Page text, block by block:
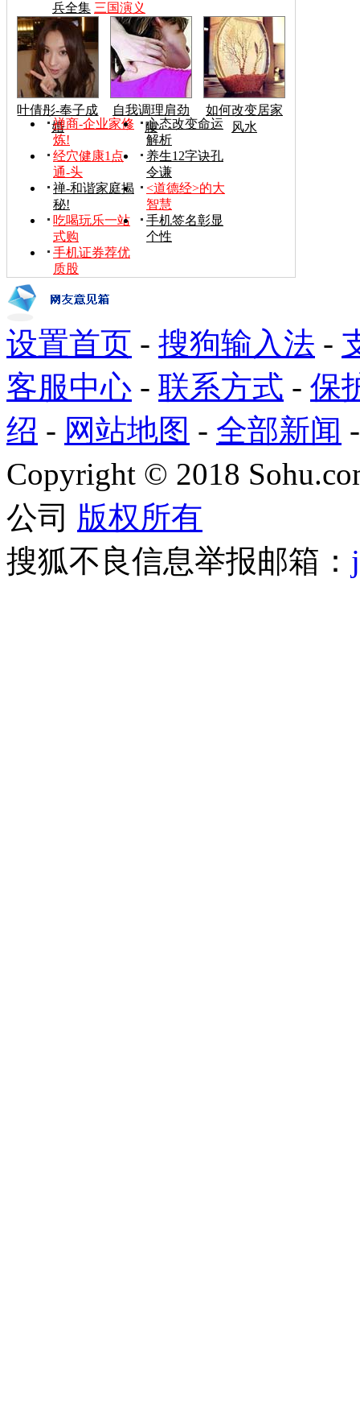
兵全集 三国演义
叶倩彤-奉子成
婚
自我调理肩劲
腰
如何改变居家
风水
禅商-企业家修
炼!
心态改变命运
解析
经穴健康1点
通-头
养生12字诀孔
令谦
禅-和谐家庭揭
秘!
<道德经>的大
智慧
吃喝玩乐一站
式购
手机签名彰显
个性
手机证券荐优
质股
设置首页 - 搜狗输入法 -
客服中心 - 联系方式 - 保
绍 - 网站地图 - 全部新闻
Copyright © 2018
公司 版权所有
搜狐不良信息举报邮箱：